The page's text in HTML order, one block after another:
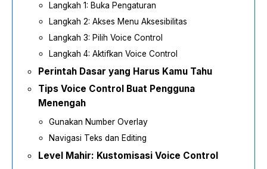
Langkah 1: Buka Pengaturan
Langkah 2: Akses Menu Aksesibilitas
Langkah 3: Pilih Voice Control
Langkah 4: Aktifkan Voice Control
Perintah Dasar yang Harus Kamu Tahu
Tips Voice Control Buat Pengguna
Menengah
Gunakan Number Overlay
Navigasi Teks dan Editing
Level Mahir: Kustomisasi Voice Control